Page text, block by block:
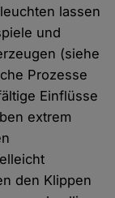
lassen
und
(siehe
Prozesse
Einflüsse
extrem
den Klippen